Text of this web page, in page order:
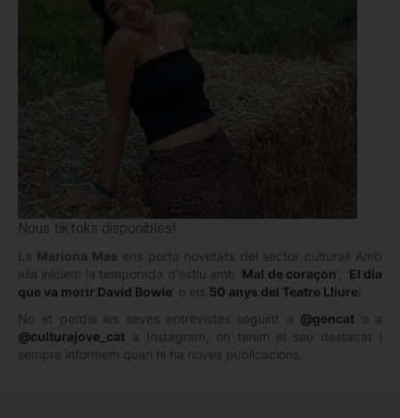
Nous tiktoks disponibles!
La Mariona Mas ens porta novetats del sector cultural! Amb
ella iniciem la temporada d'estiu amb 'Mal de coraçon', 'El dia
que va morir David Bowie' o els 50 anys del Teatre Lliure
No et perdis les seves entrevistes seguint a @gencat o a
@culturajove_cat a Instagram, on tenim el seu destacat i
sempre informem quan hi ha noves publicacions.